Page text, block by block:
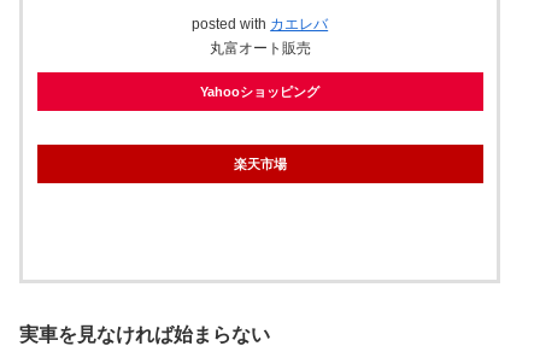
posted with カエレバ
丸富オート販売
Yahooショッピング
楽天市場
実車を見なければ始まらない